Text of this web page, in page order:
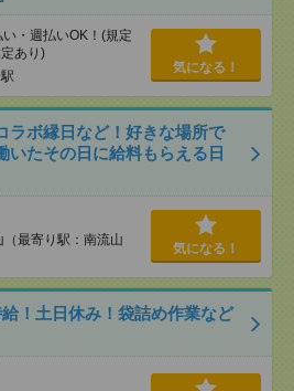
・週払いOK！(規定
あり)
気になる！
ボ縁日など！好きな場所で
たその日に給料もらえる日
最寄り駅：南流山
気になる！
！土日休み！袋詰め作業など